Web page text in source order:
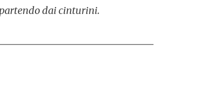
dai cinturini.